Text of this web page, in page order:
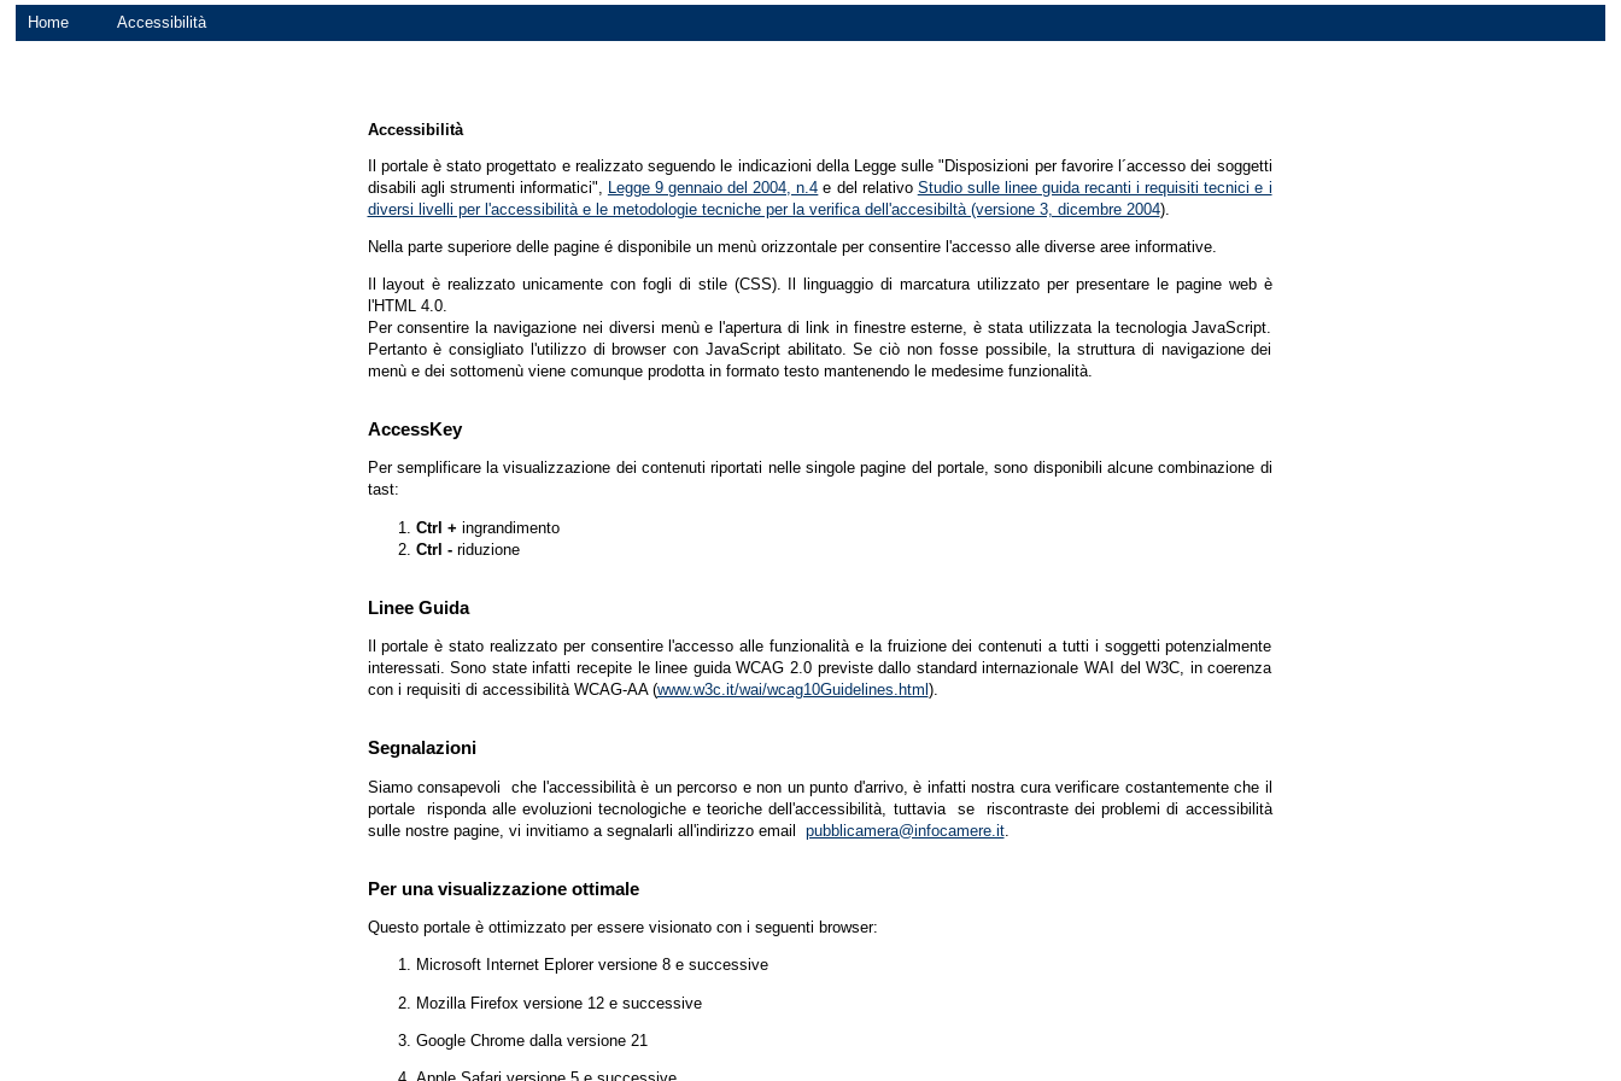
Home Accessibilità
Accessibilità
Il portale è stato progettato e realizzato seguendo le indicazioni della Legge sulle "Disposizioni per favorire l´accesso dei soggetti
disabili agli strumenti informatici", Legge 9 gennaio del 2004, n.4 e del relativo Studio sulle linee guida recanti i requisiti tecnici e i
diversi livelli per l'accessibilità e le metodologie tecniche per la verifica dell'accesibiltà (versione 3, dicembre 2004).
Nella parte superiore delle pagine é disponibile un menù orizzontale per consentire l'accesso alle diverse aree informative.
Il layout è realizzato unicamente con fogli di stile (CSS). Il linguaggio di marcatura utilizzato per presentare le pagine web è
l'HTML 4.0.
Per consentire la navigazione nei diversi menù e l'apertura di link in finestre esterne, è stata utilizzata la tecnologia JavaScript.
Pertanto è consigliato l'utilizzo di browser con JavaScript abilitato. Se ciò non fosse possibile, la struttura di navigazione dei
menù e dei sottomenù viene comunque prodotta in formato testo mantenendo le medesime funzionalità.
AccessKey
Per semplificare la visualizzazione dei contenuti riportati nelle singole pagine del portale, sono disponibili alcune combinazione di
tast:
Ctrl + ingrandimento
Ctrl -riduzione
Linee Guida
Il portale è stato realizzato per consentire l'accesso alle funzionalità e la fruizione dei contenuti a tutti i soggetti potenzialmente
interessati. Sono state infatti recepite le linee guida WCAG 2.0 previste dallo standard internazionale WAI del W3C, in coerenza
con i requisiti di accessibilità WCAG-AA (www.w3c.it/wai/wcag10Guidelines.html ).
Segnalazioni
Siamo consapevoli che l'accessibilità è un percorso e non un punto d'arrivo, è infatti nostra cura verificare costantemente che il
portale risponda alle evoluzioni tecnologiche e teoriche dell'accessibilità, tuttavia se riscontraste dei problemi di accessibilità
sulle nostre pagine, vi invitiamo a segnalarli all'indirizzo email pubblicamera@infocamere.it.
Per una visualizzazione ottimale
Questo portale è ottimizzato per essere visionato con i seguenti browser:
Microsoft Internet Eplorer versione 8 e successive
Mozilla Firefox versione 12 e successive
Google Chrome dalla versione 21